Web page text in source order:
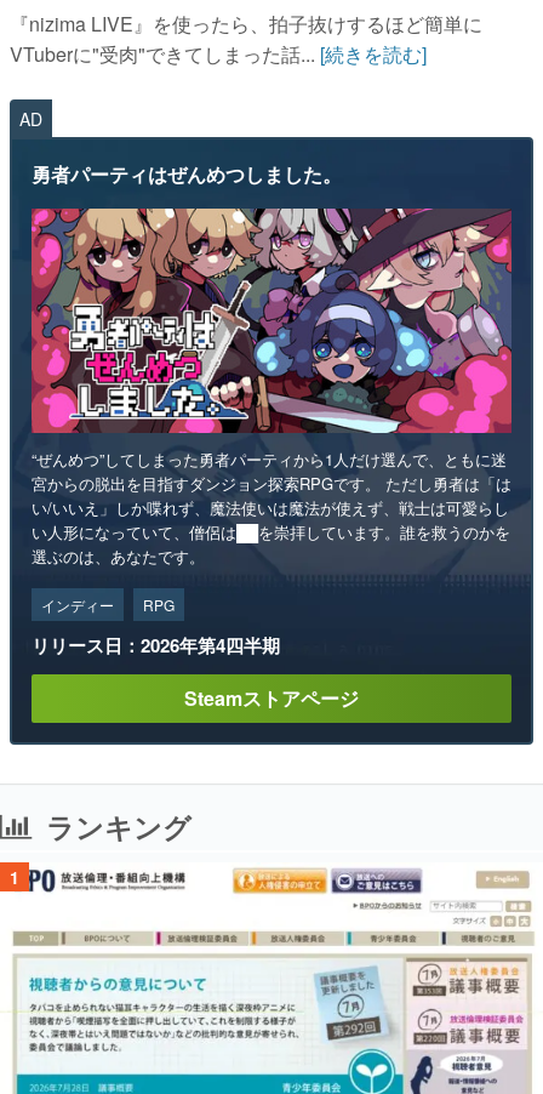
『nizima LIVE』を使ったら、拍子抜けするほど簡単に
VTuberに"受肉"できてしまった話... [続きを読む]
AD
勇者パーティはぜんめつしました。
“ぜんめつ”してしまった勇者パーティから1人だけ選んで、ともに迷
宮からの脱出を目指すダンジョン探索RPGです。 ただし勇者は「は
い/いいえ」しか喋れず、魔法使いは魔法が使えず、戦士は可愛らし
い人形になっていて、僧侶は██を崇拝しています。誰を救うのかを
選ぶのは、あなたです。
インディー RPG
リリース日：2026年第4四半期
Steamストアページ
ランキング
1